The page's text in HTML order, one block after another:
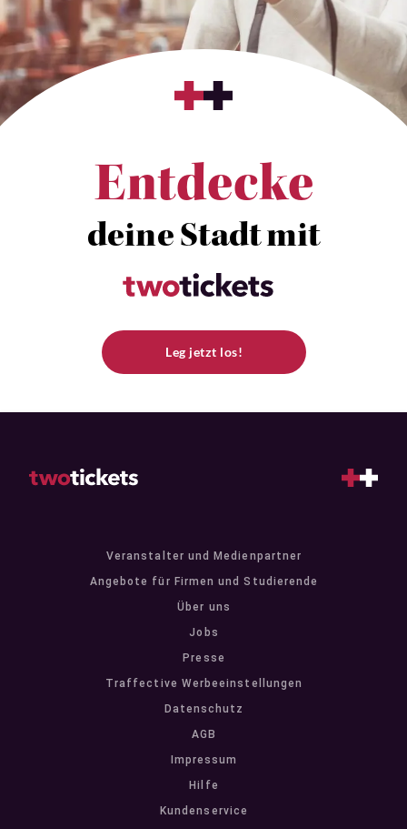
Entdecke
deine Stadt mit
Leg jetzt los!
Veranstalter und Medienpartner
Angebote für Firmen und Studierende
Über uns
Jobs
Presse
Traffective Werbeeinstellungen
Datenschutz
AGB
Impressum
Hilfe
Kundenservice